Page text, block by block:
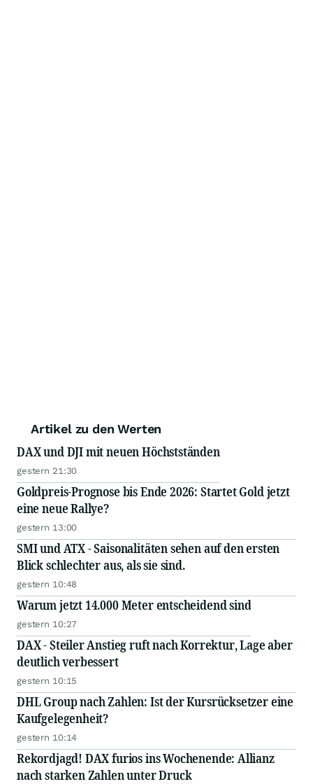
Artikel zu den Werten
DAX und DJI mit neuen Höchstständen
gestern 21:30
Goldpreis-Prognose bis Ende 2026: Startet Gold jetzt
eine neue Rallye?
gestern 13:00
SMI und ATX - Saisonalitäten sehen auf den ersten
Blick schlechter aus, als sie sind.
gestern 10:48
Warum jetzt 14.000 Meter entscheidend sind
gestern 10:27
DAX - Steiler Anstieg ruft nach Korrektur, Lage aber
deutlich verbessert
gestern 10:15
DHL Group nach Zahlen: Ist der Kursrücksetzer eine
Kaufgelegenheit?
gestern 10:14
Rekordjagd! DAX furios ins Wochenende: Allianz
nach starken Zahlen unter Druck